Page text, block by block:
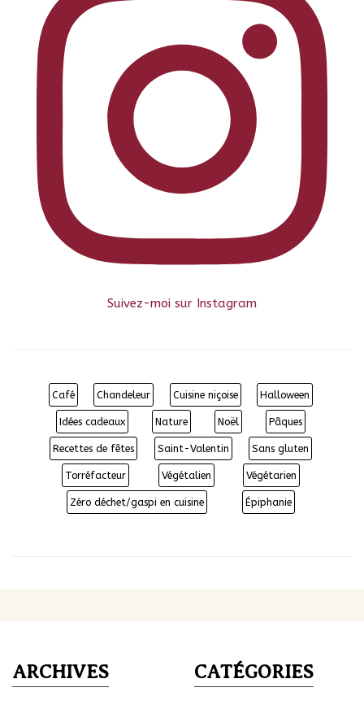
Suivez-moi sur Instagram
Café Chandeleur Cuisine niçoise Halloween
Idées cadeaux Nature Noël Pâques
Recettes de fêtes Saint-Valentin Sans gluten
Torréfacteur Végétalien Végétarien
Zéro déchet/gaspi en cuisine Épiphanie
ARCHIVES CATÉGORIES